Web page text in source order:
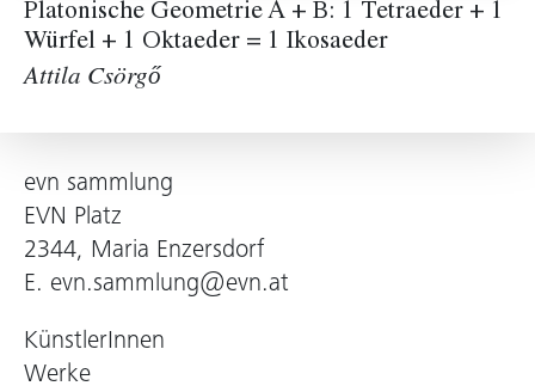
Platonische Geometrie A + B: 1 Tetraeder + 1
Würfel + 1 Oktaeder = 1 Ikosaeder
Attila Csörgő
evn sammlung
EVN Platz
2344, Maria Enzersdorf
E. evn.sammlung@evn.at
KünstlerInnen
Werke